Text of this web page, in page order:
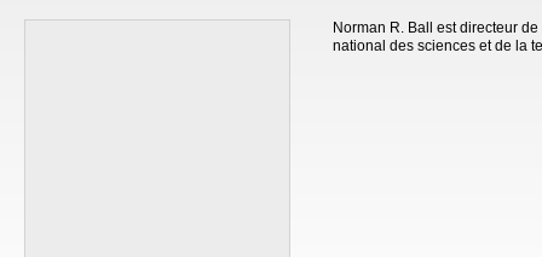
Norman R. Ball est directeur
national des sciences et de la